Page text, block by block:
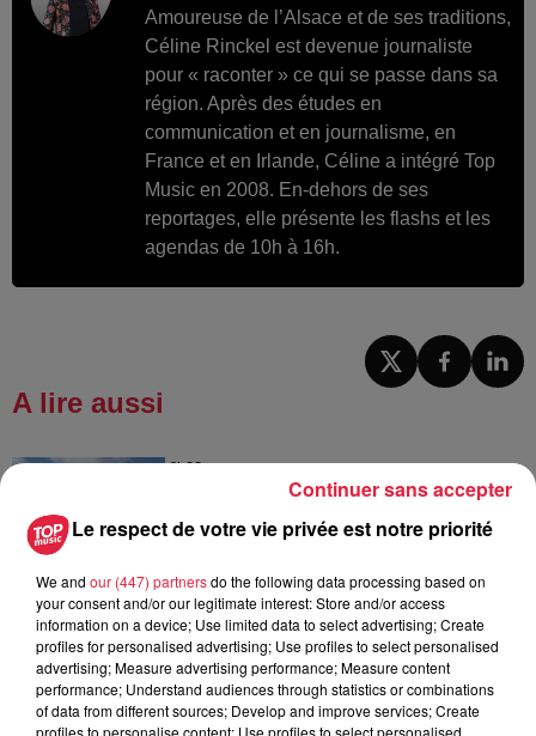
Amoureuse de l’Alsace et de ses traditions,
Céline Rinckel est devenue journaliste
pour « raconter » ce qui se passe dans sa
région. Après des études en
communication et en journalisme, en
France et en Irlande, Céline a intégré Top
Music en 2008. En-dehors de ses
reportages, elle présente les flashs et les
agendas de 10h à 16h.
A lire aussi
6h38
Les sentiers poussettes de la Vallée
de Villé
6 août 2026
À Hoerdt, de l’eau brune sort des
robinets
Le respect de votre vie privée est notre priorité
We and our (447) partnersdo the following data processing based on
your consent and/or our legitimate interest: Store and/or access
information on a device; Use limited data to select advertising; Create
profiles for personalised advertising; Use profiles to select personalised
advertising; Measure advertising performance; Measure content
performance; Understand audiences through statistics or combinations
of data from different sources; Develop and improve services; Create
profiles to personalise content; Use profiles to select personalised
Continuer sans accepter